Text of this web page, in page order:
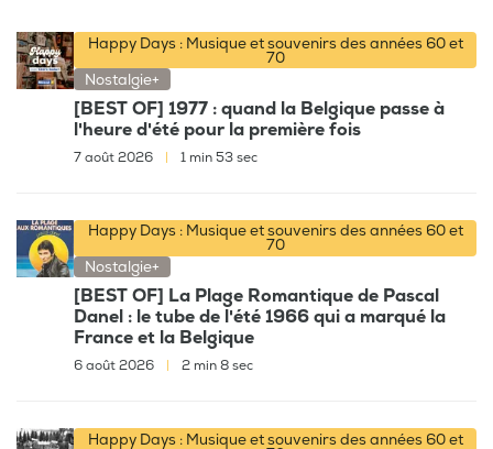
Happy Days : Musique et souvenirs des années 60 et
70
Nostalgie+
[BEST OF] 1977 : quand la Belgique passe à
l'heure d'été pour la première fois
7 août 2026 1 min 53 sec
Happy Days : Musique et souvenirs des années 60 et
70
Nostalgie+
[BEST OF] La Plage Romantique de Pascal
Danel : le tube de l'été 1966 qui a marqué la
France et la Belgique
6 août 2026 2 min 8 sec
Happy Days : Musique et souvenirs des années 60 et